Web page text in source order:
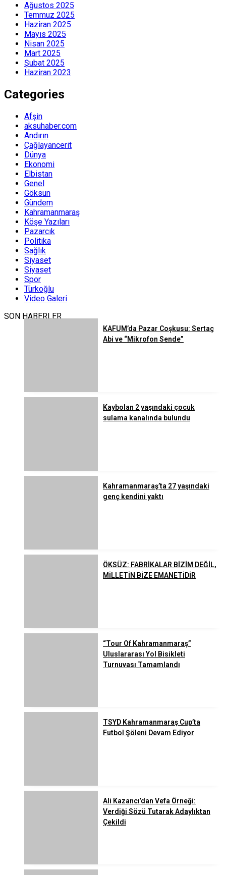
Ağustos 2025
Temmuz 2025
Haziran 2025
Mayıs 2025
Nisan 2025
Mart 2025
Şubat 2025
Haziran 2023
Categories
Afşin
aksuhaber.com
Andırın
Çağlayancerit
Dünya
Ekonomi
Elbistan
Genel
Göksun
Gündem
Kahramanmaraş
Köşe Yazıları
Pazarcık
Politika
Sağlık
Siyaset
Siyaset
Spor
Türkoğlu
Video Galeri
SON HABERLER
KAFUM’da Pazar Coşkusu: Sertaç
Abi ve “Mikrofon Sende”
Kaybolan 2 yaşındaki çocuk
sulama kanalında bulundu
Kahramanmaraş’ta 27 yaşındaki
genç kendini yaktı
ÖKSÜZ: FABRİKALAR BİZİM DEĞİL,
MİLLETİN BİZE EMANETİDİR
“Tour Of Kahramanmaraş”
Uluslararası Yol Bisikleti
Turnuvası Tamamlandı
TSYD Kahramanmaraş Cup’ta
Futbol Şöleni Devam Ediyor
Ali Kazancı’dan Vefa Örneği:
Verdiği Sözü Tutarak Adaylıktan
Çekildi